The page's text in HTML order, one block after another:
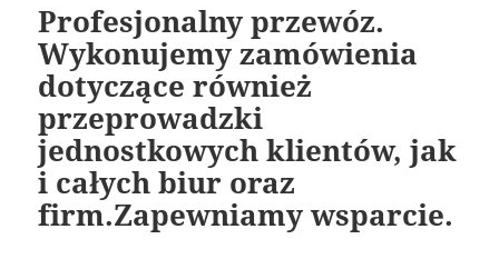
Profesjonalny przewóz.
Wykonujemy zamówienia
dotyczące również
przeprowadzki
jednostkowych klientów, jak
i całych biur oraz
firm.Zapewniamy wsparcie.